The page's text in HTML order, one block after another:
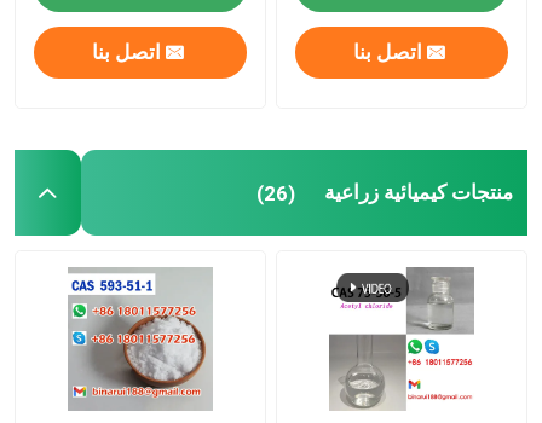
اتصل بنا اتصل بنا
منتجات كيميائية زراعية (26)